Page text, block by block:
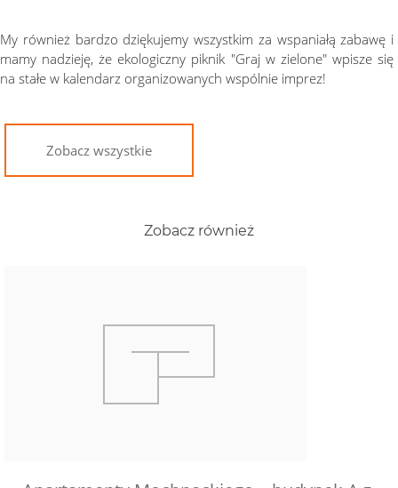
My również bardzo dziękujemy wszystkim za wspaniałą zabawę i
mamy nadzieję, że ekologiczny piknik "Graj w zielone" wpisze się
na stałe w kalendarz organizowanych wspólnie imprez!
Zobacz wszystkie
Zobacz również